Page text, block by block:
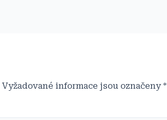
Vyžadované informace jsou označeny*